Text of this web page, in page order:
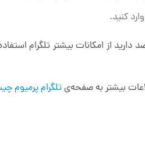
کنید.
از امکانات بیشتر تلگرام
بیشتر به صفحه‌یتلگرام پرمیوم